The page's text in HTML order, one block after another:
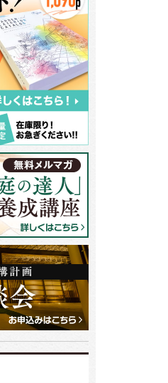
ーツと乱形石を使って造作したデザイ